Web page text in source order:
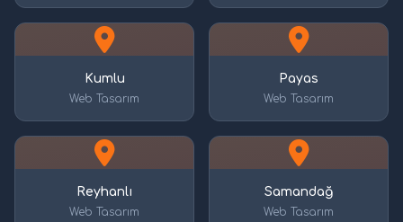
Kumlu
Web Tasarım
Payas
Web Tasarım
Reyhanlı
Web Tasarım
Samandağ
Web Tasarım